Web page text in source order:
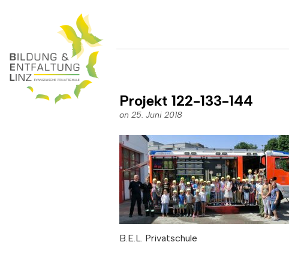
Projekt 122-133-144
on 25. Juni 2018
B.E.L. Privatschule